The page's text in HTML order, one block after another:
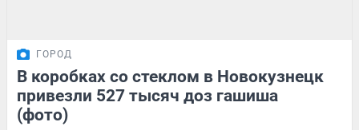
ГОРОД
В коробках со стеклом в Новокузнецк
привезли 527 тысяч доз гашиша
(фото)